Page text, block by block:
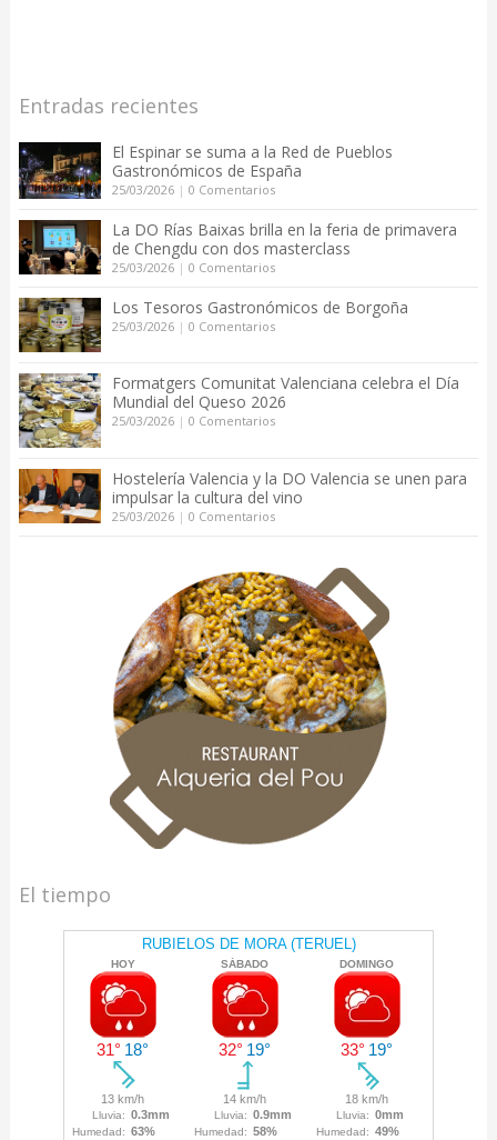
Entradas recientes
El Espinar se suma a la Red de Pueblos
Gastronómicos de España
25/03/2026| 0 Comentarios
La DO Rías Baixas brilla en la feria de primavera
de Chengdu con dos masterclass
25/03/2026| 0 Comentarios
Los Tesoros Gastronómicos de Borgoña
25/03/2026| 0 Comentarios
Formatgers Comunitat Valenciana celebra el Día
Mundial del Queso 2026
25/03/2026| 0 Comentarios
Hostelería Valencia y la DO Valencia se unen para
impulsar la cultura del vino
25/03/2026| 0 Comentarios
El tiempo